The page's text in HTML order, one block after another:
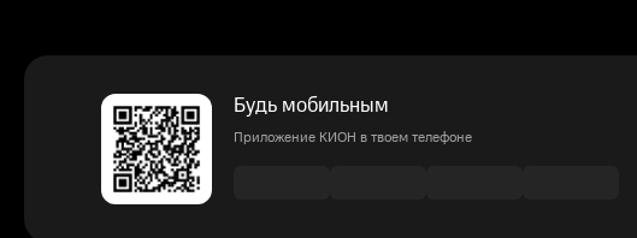
Будь мобильным
Приложение КИОН в твоем телефоне